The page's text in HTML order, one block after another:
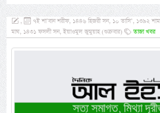
,
৭ই শা’বান শরীফ, ১৪৪৬ হিজরী সন, ১০ তাসি’, ১৩৯২
মাঘ, ১৪৩১ ফসলী সন, ইয়াওমুল জুমুয়াহ (শুক্রবার)
তাজা খবর